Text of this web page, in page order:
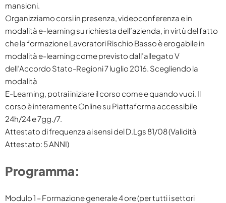
mansioni.
Organizziamo corsi in presenza, videoconferenza e in
modalità e-learning su richiesta dell’azienda, in virtù del fatto
che la formazione Lavoratori Rischio Basso è erogabile in
modalità e-learning come previsto dall’allegato V
dell’Accordo Stato-Regioni 7 luglio 2016. Scegliendo la
modalità
E-Learning, potrai iniziare il corso come e quando vuoi. Il
corso è interamente Online su Piattaforma accessibile
24h/24 e 7gg./7.
Attestato di frequenza ai sensi del D.Lgs 81/08 (Validità
Attestato: 5 ANNI)
Programma:
Modulo 1 – Formazione generale 4 ore (per tutti i settori